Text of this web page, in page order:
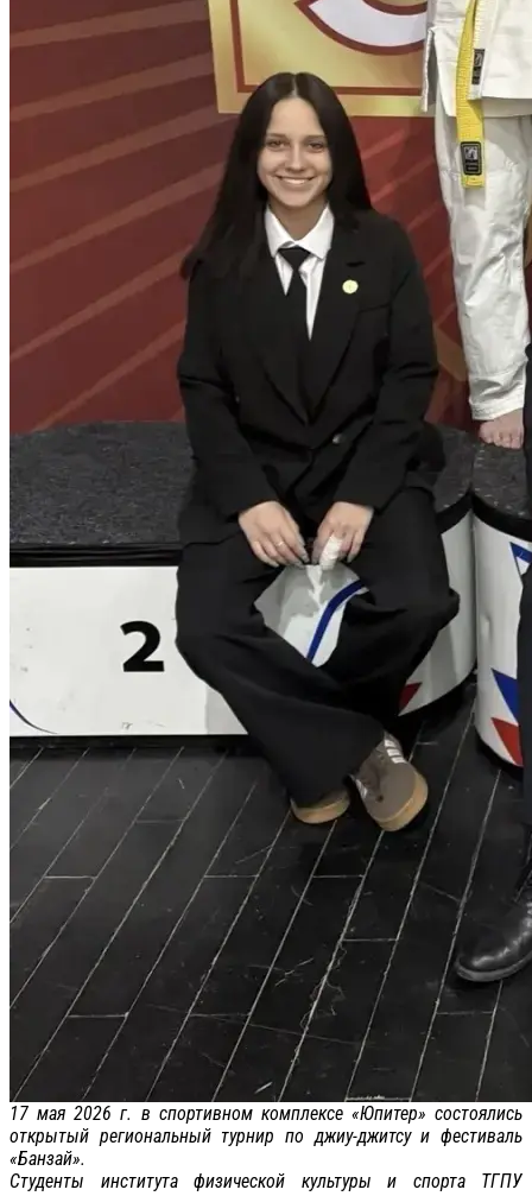
17 мая 2026 г. в спортивном комплексе «Юпитер» состоялись
открытый региональный турнир по джиу-джитсу и фестиваль
«Банзай».
Студенты института физической культуры и спорта ТГПУ